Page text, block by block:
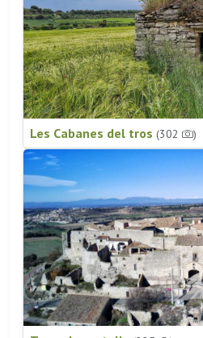
Les Cabanes del tros (302 )